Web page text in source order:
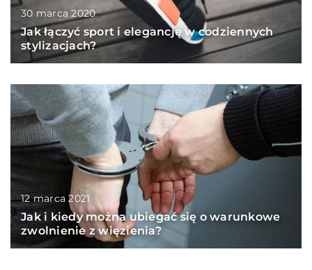
30 marca 2020
Jak łączyć sport i elegancję w codziennych
stylizacjach?
12 marca 2021
Jak i kiedy można ubiegać się o warunkowe
zwolnienie z więzienia?